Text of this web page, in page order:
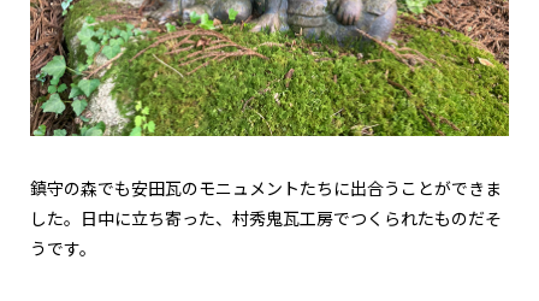
鎮守の森でも安田瓦のモニュメントたちに出合うことができま
した。日中に立ち寄った、村秀鬼瓦工房でつくられたものだそ
うです。